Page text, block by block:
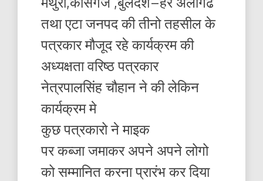
तथा एटा जनपद की तीनो तहसील के
पत्रकार मौजूद रहे कार्यक्रम की
अध्यक्षता वरिष्ठ पत्रकार
नेत्रपालसिंह चौहान ने की लेकिन
कार्यक्रम मे
कुछ पत्रकारो ने माइक
पर कब्जा जमाकर अपने अपने लोगो
को सम्मानित करना प्रारंभ कर दिया